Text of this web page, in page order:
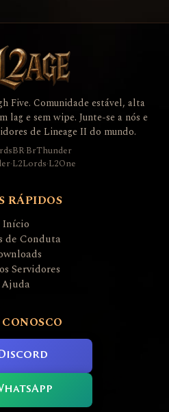
Five. Comunidade estável, alta
lag e sem wipe. Junte-se a nós e
de Lineage II do mundo.
·BrThunder
·L2Lords·L2One
RÁPIDOS
Início
de Conduta
Servidores
Ajuda